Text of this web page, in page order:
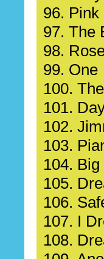
96. Pink
97. The
98.
99. One
100.
101.
102.
103.
104.
105.
106.
107. I
108.